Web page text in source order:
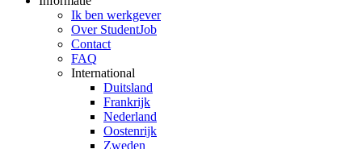
Ik ben werkgever
Over StudentJob
Contact
FAQ
International
Duitsland
Frankrijk
Nederland
Oostenrijk
Zweden